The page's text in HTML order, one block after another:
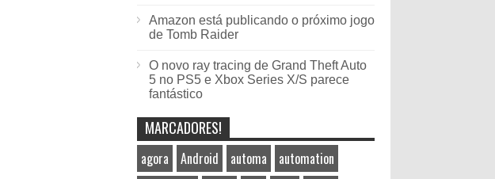
Amazon está publicando o próximo jogo
de Tomb Raider
O novo ray tracing de Grand Theft Auto
5 no PS5 e Xbox Series X/S parece
fantástico
MARCADORES!
agora Android automa
automation